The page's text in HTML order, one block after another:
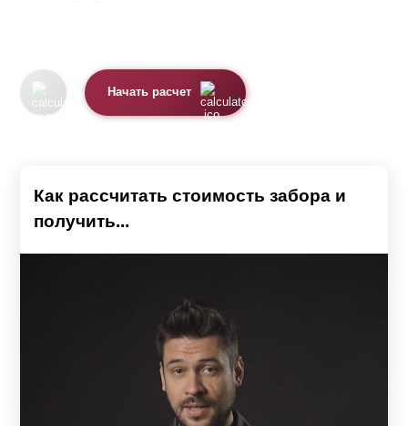
Начать расчет
Как рассчитать стоимость забора и
получить...